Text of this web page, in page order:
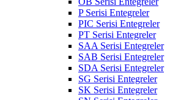
P Serisi Entegreler
PIC Serisi Entegreler
PT Serisi Entegreler
SAA Serisi Entegreler
SAB Serisi Entegreler
SDA Serisi Entegreler
SG Serisi Entegreler
SK Serisi Entegreler